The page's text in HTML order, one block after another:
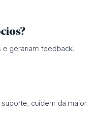
e gerariam feedback.
cuidem da maior